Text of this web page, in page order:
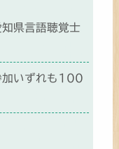
県言語聴覚士
加いずれも100